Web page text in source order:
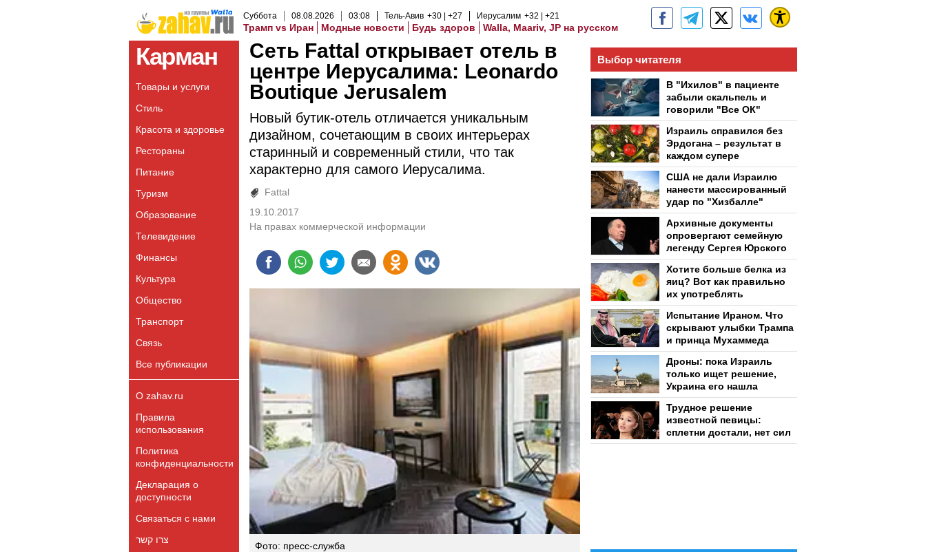
Суббота 08.08.2026 03:08 Тель-Авив +30 +27 Иерусалим +32 +21
Трамп vs Иран Модные новости Будь здоров Walla, Maariv, JP на русском
Карман
Товары и услуги
Стиль
Красота и здоровье
Рестораны
Питание
Туризм
Образование
Телевидение
Финансы
Культура
Общество
Транспорт
Связь
Все публикации
О zahav.ru
Правила
использования
Политика
конфиденциальности
Декларация о
доступности
Связаться с нами
צרו קשר
Сеть Fattal открывает отель в
центре Иерусалима: Leonardo
Boutique Jerusalem
Новый бутик-отель отличается уникальным
дизайном, сочетающим в своих интерьерах
старинный и современный стили, что так
характерно для самого Иерусалима.
Fattal
19.10.2017
На правах коммерческой информации
Фото: пресс-служба
Выбор читателя
В "Ихилов" в пациенте
забыли скальпель и
говорили "Все ОК"
Израиль справился без
Эрдогана – результат в
каждом супере
США не дали Израилю
нанести массированный
удар по "Хизбалле"
Архивные документы
опровергают семейную
легенду Сергея Юрского
Хотите больше белка из
яиц? Вот как правильно
их употреблять
Испытание Ираном. Что
скрывают улыбки Трампа
и принца Мухаммеда
Дроны: пока Израиль
только ищет решение,
Украина его нашла
Трудное решение
известной певицы:
сплетни достали, нет сил